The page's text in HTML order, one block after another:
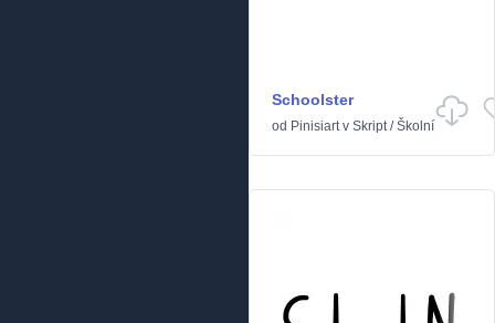
Schoolster
od Pinisiartv Skript/Školní